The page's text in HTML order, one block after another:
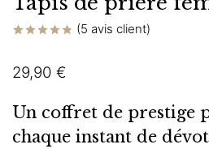
sur
notations
(5 avis client)
29,90 €
Un coffret de prestige
chaque instant de